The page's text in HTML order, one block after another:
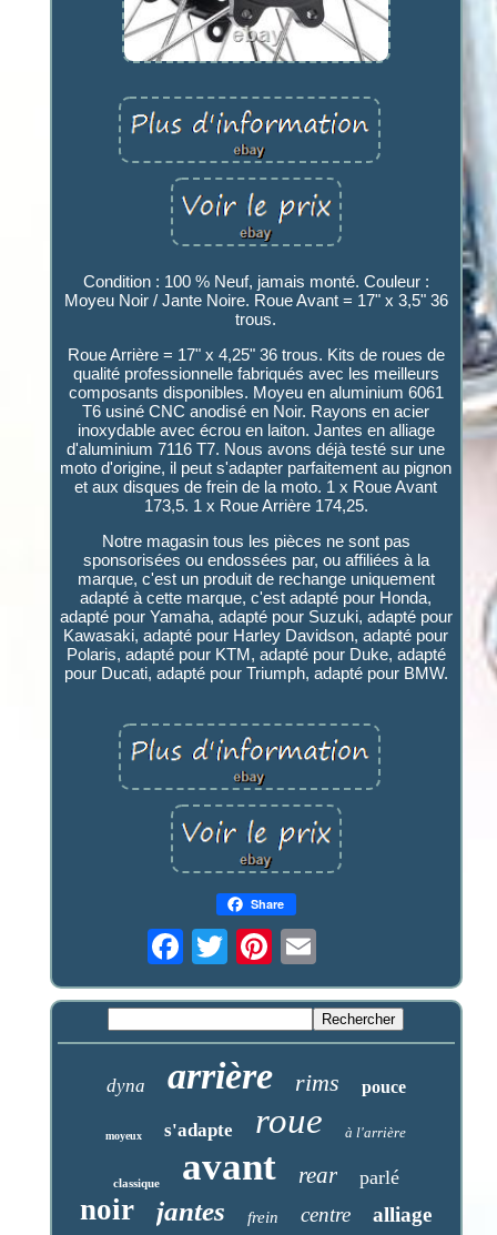
Condition : 100 % Neuf, jamais monté. Couleur :
Moyeu Noir / Jante Noire. Roue Avant = 17" x 3,5" 36
trous.
Roue Arrière = 17" x 4,25" 36 trous. Kits de roues de
qualité professionnelle fabriqués avec les meilleurs
composants disponibles. Moyeu en aluminium 6061
T6 usiné CNC anodisé en Noir. Rayons en acier
inoxydable avec écrou en laiton. Jantes en alliage
d'aluminium 7116 T7. Nous avons déjà testé sur une
moto d'origine, il peut s'adapter parfaitement au pignon
et aux disques de frein de la moto. 1 x Roue Avant
173,5. 1 x Roue Arrière 174,25.
Notre magasin tous les pièces ne sont pas
sponsorisées ou endossées par, ou affiliées à la
marque, c'est un produit de rechange uniquement
adapté à cette marque, c'est adapté pour Honda,
adapté pour Yamaha, adapté pour Suzuki, adapté pour
Kawasaki, adapté pour Harley Davidson, adapté pour
Polaris, adapté pour KTM, adapté pour Duke, adapté
pour Ducati, adapté pour Triumph, adapté pour BMW.
Share
dyna arrière rims pouce
moyeux s'adapte roue à l'arrière
classique avant rear parlé
noir jantes frein centre alliage